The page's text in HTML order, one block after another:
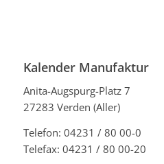
Kalender Manufaktur
Anita-Augspurg-Platz 7
27283 Verden (Aller)
Telefon: 04231 / 80 00-0
Telefax: 04231 / 80 00-20